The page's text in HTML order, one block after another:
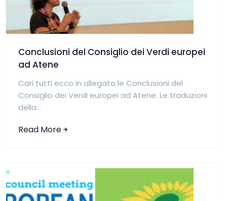
Conclusioni del Consiglio dei Verdi europei
ad Atene
Cari tutti ecco in allegato le Conclusioni del
Consiglio dei Verdi europei ad Atene. Le traduzioni
della...
Read More